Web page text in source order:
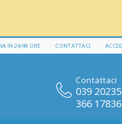
IN 24/48 ORE CONTATTACI
Contattaci
039
366